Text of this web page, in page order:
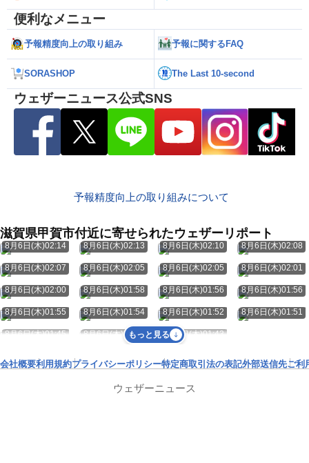
便利なメニュー
予報精度向上の取り組み 予報に関するFAQ
SORASHOP The Last 10-second
ウェザーニュース公式SNS
予報精度向上の取り組みについて
滋賀県甲賀市付近に寄せられたウェザーリポート
8月6日(木)02:14 8月6日(木)02:13 8月6日(木)02:10 8月6日(木)02:08
8月6日(木)02:07 8月6日(木)02:05 8月6日(木)02:05 8月6日(木)02:01
8月6日(木)02:00 8月6日(木)01:58 8月6日(木)01:56 8月6日(木)01:56
8月6日(木)01:55 8月6日(木)01:54 8月6日(木)01:52 8月6日(木)01:51
8月6日(木)01:45 8月6日(木)01:44 8月6日(木)01:43
もっと見る
会社概要利用規約プライバシーポリシー特定商取引法の表記外部送信先ご利
ウェザーニュース